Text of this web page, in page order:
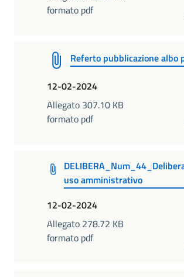
formato pdf
Referto pubblicazione albo
12-02-2024
Allegato 307.10 KB
formato pdf
uso amministrativo
12-02-2024
Allegato 278.72 KB
formato pdf